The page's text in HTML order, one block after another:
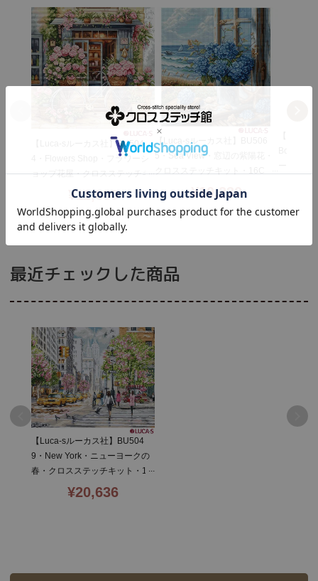
【Luca-sルーカス社】BU504
4・Flowers Shop・フラワーシ
ョップ花屋・クロスステッチキ
ット・16CT・32×32・LUCA-S
¥11,880
【Luca-sルーカス社】BU506
5・Sea View・窓辺の紫陽花・
刺し
¥10,230
最近チェックした商品
【Luca-sルーカス社】BU504
9・New York・ニューヨークの
春・クロスステッチキット・18
CT・66×31・LUCA-S社糸・ほ
¥20,636